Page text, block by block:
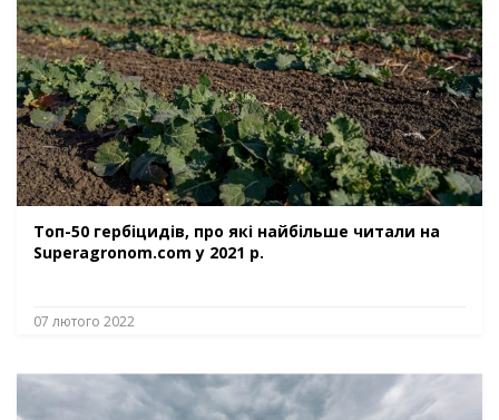
Топ-50 гербіцидів, про які найбільше читали на
Superagronom.com у 2021 р.
07 лютого 2022